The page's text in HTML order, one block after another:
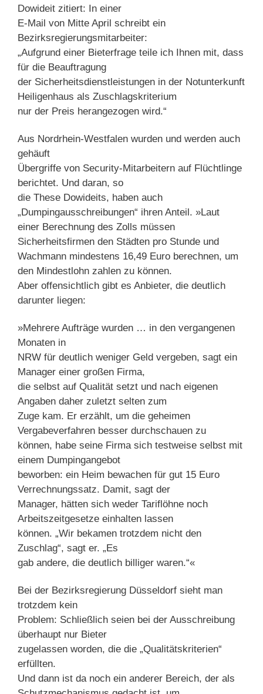
Dowideit zitiert: In einer
E-Mail von Mitte April schreibt ein
Bezirksregierungsmitarbeiter:
„Aufgrund einer Bieterfrage teile ich Ihnen mit, dass
für die Beauftragung
der Sicherheitsdienstleistungen in der Notunterkunft
Heiligenhaus als Zuschlagskriterium
nur der Preis herangezogen wird.“
Aus Nordrhein-Westfalen wurden und werden auch
gehäuft
Übergriffe von Security-Mitarbeitern auf Flüchtlinge
berichtet. Und daran, so
die These Dowideits, haben auch
„Dumpingausschreibungen“ ihren Anteil. »Laut
einer Berechnung des Zolls müssen
Sicherheitsfirmen den Städten pro Stunde und
Wachmann mindestens 16,49 Euro berechnen, um
den Mindestlohn zahlen zu können.
Aber offensichtlich gibt es Anbieter, die deutlich
darunter liegen:
»Mehrere Aufträge wurden … in den vergangenen
Monaten in
NRW für deutlich weniger Geld vergeben, sagt ein
Manager einer großen Firma,
die selbst auf Qualität setzt und nach eigenen
Angaben daher zuletzt selten zum
Zuge kam. Er erzählt, um die geheimen
Vergabeverfahren besser durchschauen zu
können, habe seine Firma sich testweise selbst mit
einem Dumpingangebot
beworben: ein Heim bewachen für gut 15 Euro
Verrechnungssatz. Damit, sagt der
Manager, hätten sich weder Tariflöhne noch
Arbeitszeitgesetze einhalten lassen
können. „Wir bekamen trotzdem nicht den
Zuschlag“, sagt er. „Es
gab andere, die deutlich billiger waren.“«
Bei der Bezirksregierung Düsseldorf sieht man
trotzdem kein
Problem: Schließlich seien bei der Ausschreibung
überhaupt nur Bieter
zugelassen worden, die die „Qualitätskriterien“
erfüllten.
Und dann ist da noch ein anderer Bereich, der als